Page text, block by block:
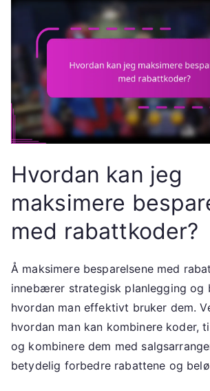
Hvordan kan jeg
maksimere
med rabattkoder?
Å maksimere besparelsene med
innebærer strategisk planlegging og
hvordan man effektivt bruker dem.
hvordan man kan kombinere koder,
og kombinere dem med
betydelig forbedre rabattene og